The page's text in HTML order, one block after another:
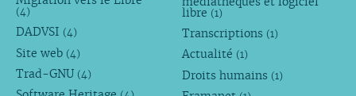
(4)
DADVSI (4)
Site web (4)
Trad-GNU (4)
libre (1)
Transcriptions (1)
Actualité (1)
Droits humains (1)